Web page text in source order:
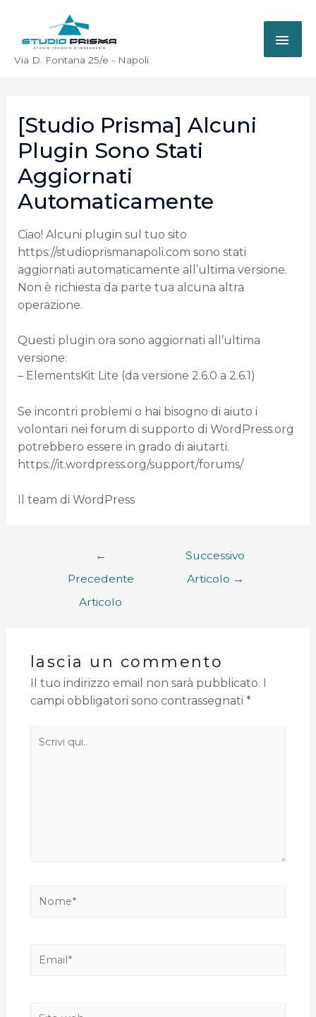
Via D. Fontana 25/e - Napoli
[Studio Prisma] Alcuni
Plugin Sono Stati
Aggiornati
Automaticamente
Ciao! Alcuni plugin sul tuo sito
https://studioprismanapoli.com sono stati
aggiornati automaticamente all’ultima versione.
Non è richiesta da parte tua alcuna altra
operazione.
Questi plugin ora sono aggiornati all’ultima
versione:
– ElementsKit Lite (da versione 2.6.0 a 2.6.1)
Se incontri problemi o hai bisogno di aiuto i
volontari nei forum di supporto di WordPress.org
potrebbero essere in grado di aiutarti.
https://it.wordpress.org/support/forums/
Il team di WordPress
←
Precedente
Articolo
Successivo
Articolo →
lascia un commento
Il tuo indirizzo email non sarà pubblicato.
campi obbligatori sono contrassegnati *